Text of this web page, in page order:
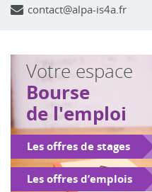
contact@alpa-is4a.fr
Votre espace
Bourse
de l'emploi
Les offres de stages
Les offres d’emplois